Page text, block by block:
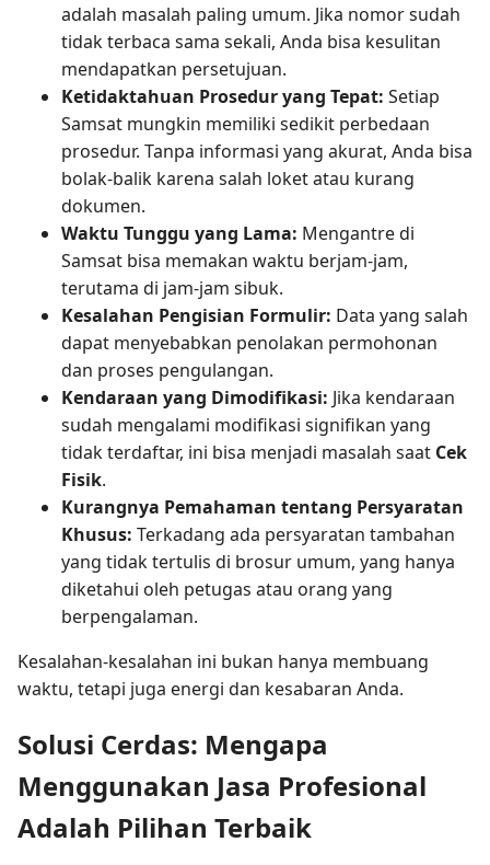
adalah masalah paling umum. Jika nomor sudah
tidak terbaca sama sekali, Anda bisa kesulitan
mendapatkan persetujuan.
Ketidaktahuan Prosedur yang Tepat: Setiap
Samsat mungkin memiliki sedikit perbedaan
prosedur. Tanpa informasi yang akurat, Anda bisa
bolak-balik karena salah loket atau kurang
dokumen.
Waktu Tunggu yang Lama: Mengantre di
Samsat bisa memakan waktu berjam-jam,
terutama di jam-jam sibuk.
Kesalahan Pengisian Formulir: Data yang salah
dapat menyebabkan penolakan permohonan
dan proses pengulangan.
Kendaraan yang Dimodifikasi: Jika kendaraan
sudah mengalami modifikasi signifikan yang
tidak terdaftar, ini bisa menjadi masalah saat Cek
Fisik.
Kurangnya Pemahaman tentang Persyaratan
Khusus: Terkadang ada persyaratan tambahan
yang tidak tertulis di brosur umum, yang hanya
diketahui oleh petugas atau orang yang
berpengalaman.
Kesalahan-kesalahan ini bukan hanya membuang
waktu, tetapi juga energi dan kesabaran Anda.
Solusi Cerdas: Mengapa
Menggunakan Jasa Profesional
Adalah Pilihan Terbaik